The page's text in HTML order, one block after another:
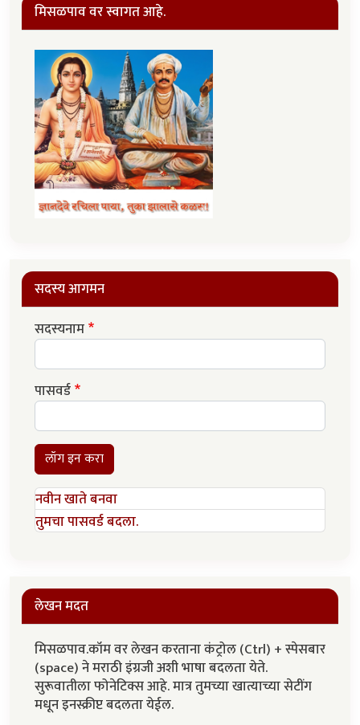
मिसळपाव वर स्वागत आहे.
सदस्य आगमन
सदस्यनाम
पासवर्ड
लॉग इन करा
नवीन खाते बनवा
तुमचा पासवर्ड बदला.
लेखन मदत
मिसळपाव.कॉम वर लेखन करताना कंट्रोल (Ctrl) + स्पेसबार
(space) ने मराठी इंग्रजी अशी भाषा बदलता येते.
सुरूवातीला फोनेटिक्स आहे. मात्र तुमच्या खात्याच्या सेटींग
मधून इनस्क्रीप्ट बदलता येईल.